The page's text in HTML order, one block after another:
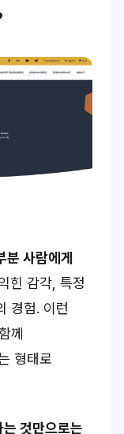
사람에게
힌 감각, 특정
경험. 이런
께
형태로
것만으로는